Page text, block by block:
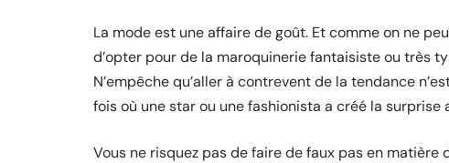
La mode est une affaire de goût. Et comme on ne
d’opter pour de la maroquinerie fantaisiste ou très
N’empêche qu’aller à contrevent de la tendance
fois où une star ou une fashionista a créé la surprise
Vous ne risquez pas de faire de faux pas en matière